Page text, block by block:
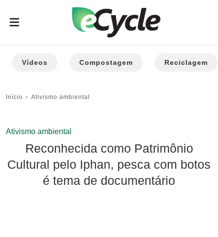
Vídeos Compostagem Reciclagem
Início Ativismo ambiental
Ativismo ambiental
Reconhecida como Patrimônio
Cultural pelo Iphan, pesca com botos
é tema de documentário